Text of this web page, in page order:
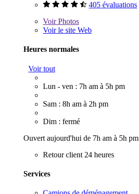
405 évaluations
VoirPhotos
Voir le site Web
Heures normales
Voir tout
Lun - ven : 7h am à 5h pm
Sam : 8h am à 2h pm
Dim : fermé
Ouvert aujourd'hui de 7h am à 5h pm
Retour client 24 heures
Services